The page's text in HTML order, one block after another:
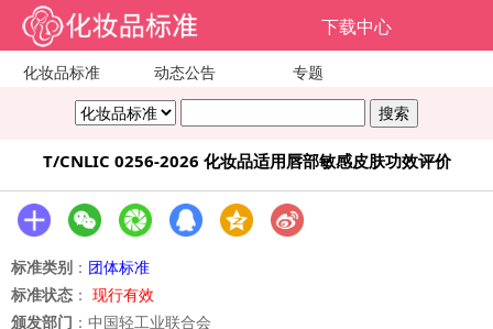
下载中心
化妆品标准 动态公告 专题
T/CNLIC 0256-2026 化妆品适用唇部敏感皮肤功效评价
标准类别 ： 团体标准
标准状态 ： 现行有效
颁发部门 ：中国轻工业联合会